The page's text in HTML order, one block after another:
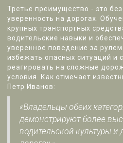
Третье преимущество - это
уверенность на дорогах.
крупных транспортных
водительские навыки и
уверенное поведение за
избежать опасных ситуаций и
реагировать на сложные
условия. Как отмечает
Петр Иванов:
«Владельцы обеих
демонстрируют более
водительской культуры